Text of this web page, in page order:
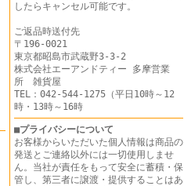
したらキャンセル可能です。
ご返品時送付先
〒196-0021
東京都昭島市武蔵野3-3-2
株式会社エーアンドティー 多摩営業
所 雑貨屋
TEL：042-544-1275（平日10時～12
時・13時～16時
■プライバシーについて
お客様からいただいた個人情報は商品の
発送とご連絡以外には一切使用しませ
ん。当社が責任をもって安全に蓄積・保
管し、第三者に譲渡・提供することはあ